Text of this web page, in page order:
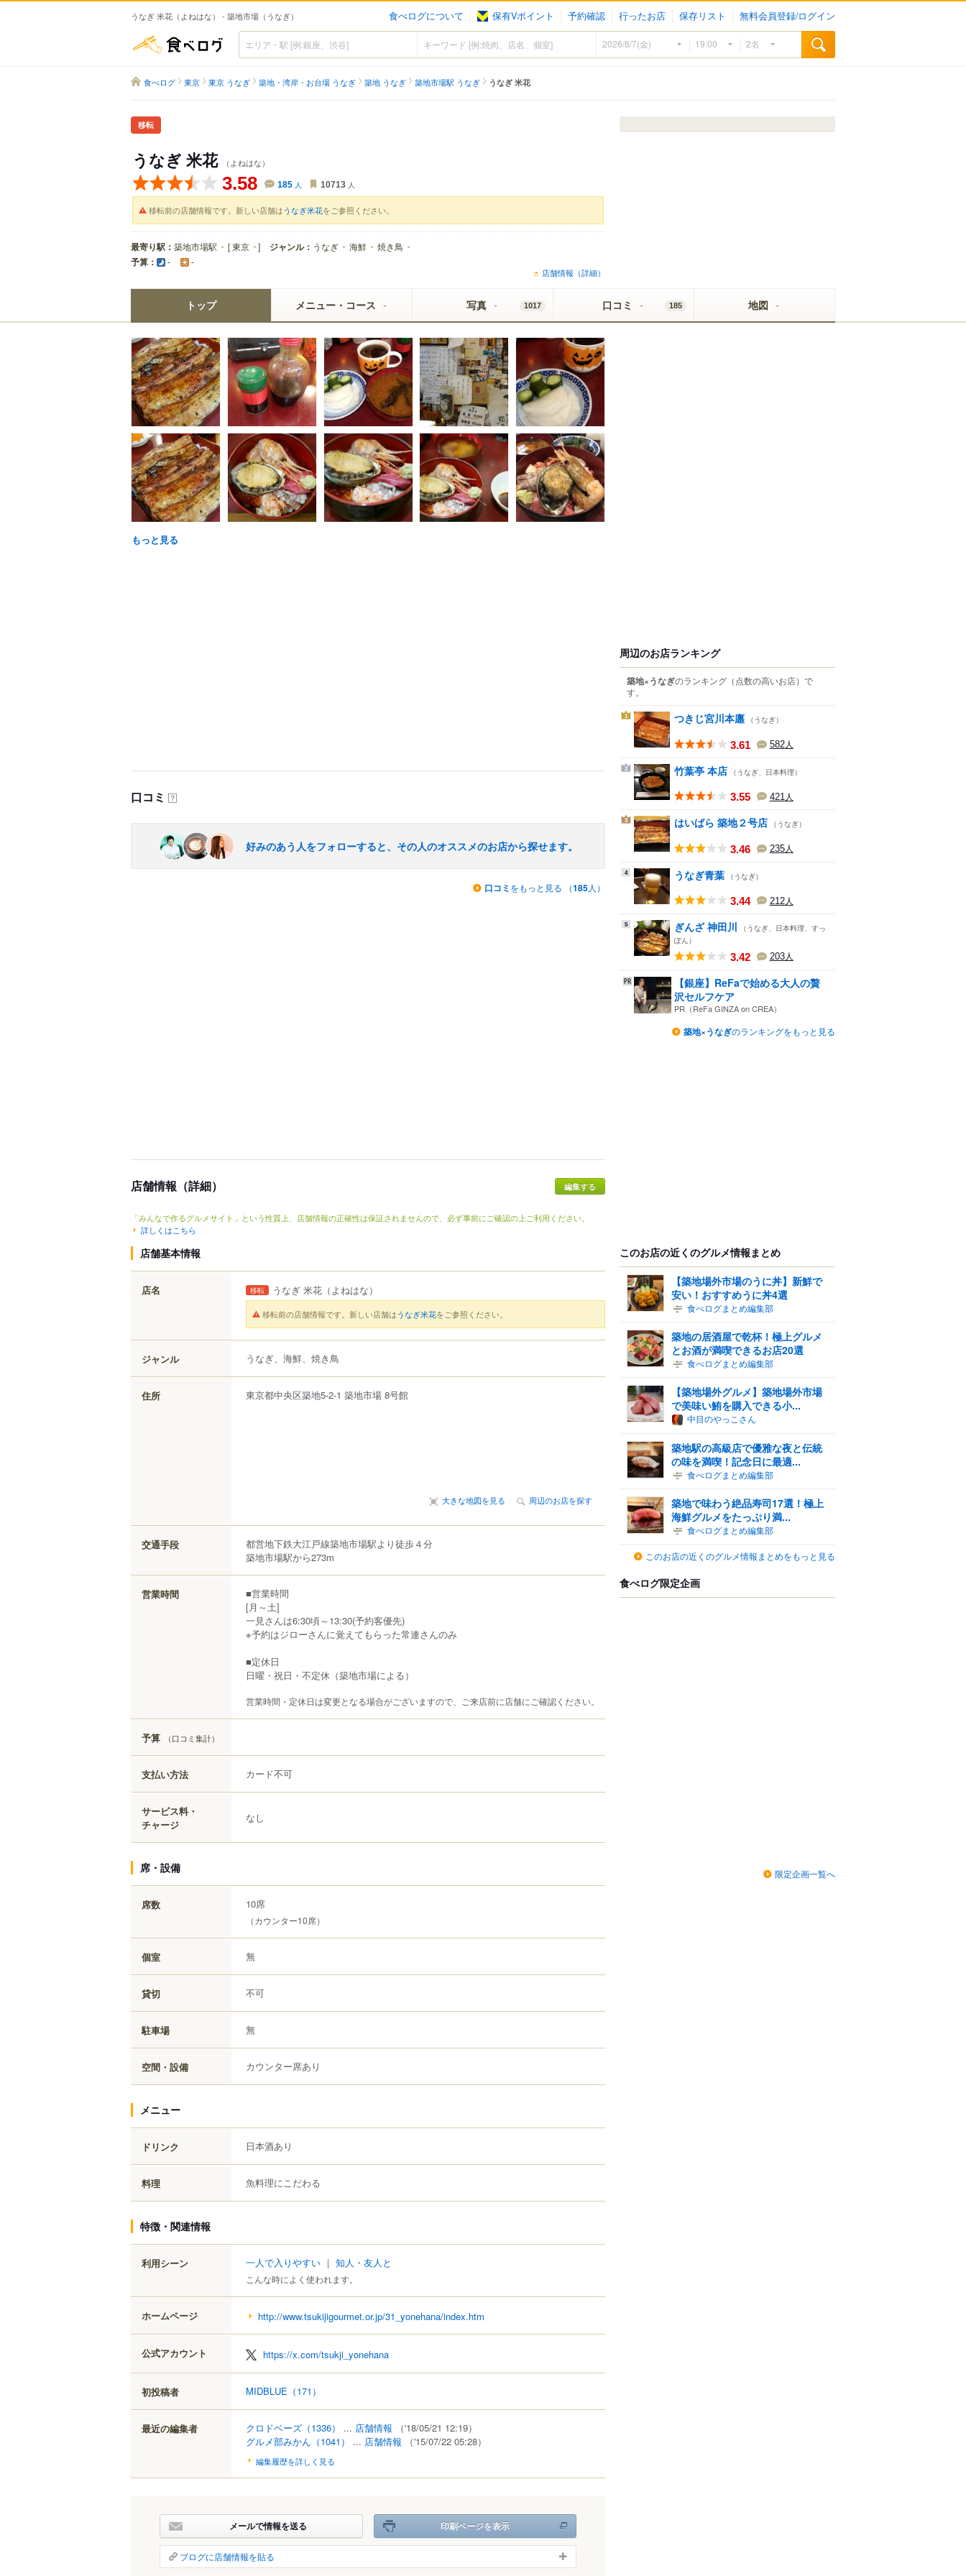
うなぎ 米花（よねはな） - 築地市場（うなぎ） 食べログについて 保有Vポイント 予約確認 行ったお店 保存リスト 無料会員登録/ログイン
食べログ
食べログ 東京 東京 うなぎ 築地・湾岸・お台場 うなぎ 築地 うなぎ 築地市場駅 うなぎ うなぎ 米花
移転
うなぎ 米花 （よねはな）
3.58 185 人 10713 人
移転前の店舗情報です。新しい店舗はうなぎ米花をご参照ください。
最寄り駅： 築地市場駅 [東京 ] ジャンル： うなぎ 海鮮 焼き鳥
予算： - -
店舗情報（詳細）
トップ メニュー・コース 写真 1017 口コミ 185 地図
もっと見る
口コミ ？
好みのあう人をフォローすると、その人のオススメのお店から探せます。
口コミ をもっと見る （185人）
店舗情報（詳細）
「みんなで作るグルメサイト」という性質上、店舗情報の正確性は保証されませんので、必ず事前にご確認の上ご利用ください。
詳しくはこちら
店舗基本情報
店名 移転 うなぎ 米花 （よねはな）
移転前の店舗情報です。新しい店舗はうなぎ米花をご参照ください。
ジャンル うなぎ、海鮮、焼き鳥
住所 東京都中央区築地5-2-1 築地市場 8号館
大きな地図を見る 周辺のお店を探す
交通手段
都営地下鉄大江戸線築地市場駅より徒歩４分
築地市場駅から273m
営業時間
■営業時間
[月～土]
一見さんは6:30頃～13:30(予約客優先)
※予約はジローさんに覚えてもらった常連さんのみ
■定休日
日曜・祝日・不定休（築地市場による）
営業時間・定休日は変更となる場合がございますので、ご来店前に店舗にご確認ください。
予算 （口コミ集計）
支払い方法 カード不可
サービス料・
チャージ
なし
席・設備
席数 10席
（カウンター10席）
個室 無
貸切 不可
駐車場 無
空間・設備 カウンター席あり
メニュー
ドリンク 日本酒あり
料理 魚料理にこだわる
特徴・関連情報
利用シーン 一人で入りやすい ｜ 知人・友人と
こんな時によく使われます。
ホームページ http://www.tsukijigourmet.or.jp/31_yonehana/index.htm
公式アカウント https://x.com/tsukji_yonehana
初投稿者 MIDBLUE （171）
最近の編集者 クロドベーズ （1336） ... 店舗情報
（'18/05/21 12:19）
グルメ部みかん （1041） ... 店舗情報 （'15/07/22 05:28）
編集履歴を詳しく見る
メールで情報を送る 印刷ページを表示
ブログに店舗情報を貼る
周辺のお店ランキング
築地×うなぎのランキング （点数の高いお店） で
す。
1 つきじ宮川本廛 （うなぎ）
3.61 582人
2 竹葉亭 本店 （うなぎ、日本料理）
3.55 421 人
3 はいばら 築地２号店 （うなぎ）
3.46 235人
4 うなぎ青葉 （うなぎ）
3.44 212人
5 ぎんざ 神田川
（うなぎ、日本料理、すっ
ぽん）
3.42 203人
【銀座】ReFaで始める大人の贅
沢セルフケア
PR（ReFa GINZA on CREA）
築地×うなぎのランキングをもっと見る
このお店の近くのグルメ情報まとめ
【築地場外市場のうに丼】新鮮で
安い！おすすめうに丼4選
食べログまとめ編集部
築地の居酒屋で乾杯！極上グルメ
とお酒が満喫できるお店20選
食べログまとめ編集部
【築地場外グルメ】築地場外市場
で美味い鮪を購入できる小...
中目のやっこさん
築地駅の高級店で優雅な夜と伝統
の味を満喫！記念日に最適...
食べログまとめ編集部
築地で味わう絶品寿司17選！極上
海鮮グルメをたっぷり満...
食べログまとめ編集部
このお店の近くのグルメ情報まとめをもっと見る
食べログ限定企画
限定企画一覧へ